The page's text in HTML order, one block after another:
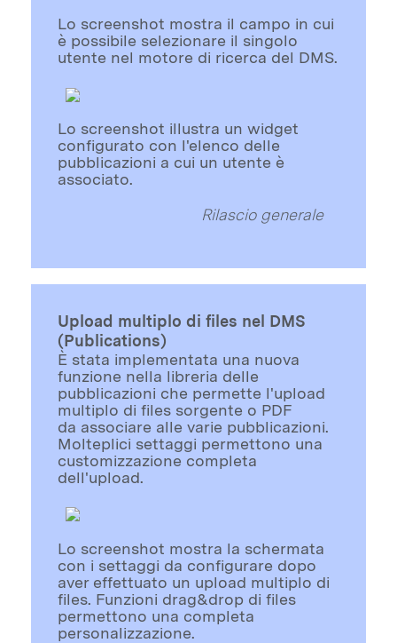
Lo screenshot mostra il campo in cui
è possibile selezionare il singolo
utente nel motore di ricerca del DMS.
Lo screenshot illustra un widget
configurato con l'elenco delle
pubblicazioni a cui un utente è
associato.
Rilascio generale
Upload multiplo di files nel DMS
(Publications)
È stata implementata una nuova
funzione nella libreria delle
pubblicazioni che permette l'upload
multiplo di files sorgente o PDF
da associare alle varie pubblicazioni.
Molteplici settaggi permettono una
customizzazione completa
dell'upload.
Lo screenshot mostra la schermata
con i settaggi da configurare dopo
aver effettuato un upload multiplo di
files. Funzioni drag&drop di files
permettono una completa
personalizzazione.